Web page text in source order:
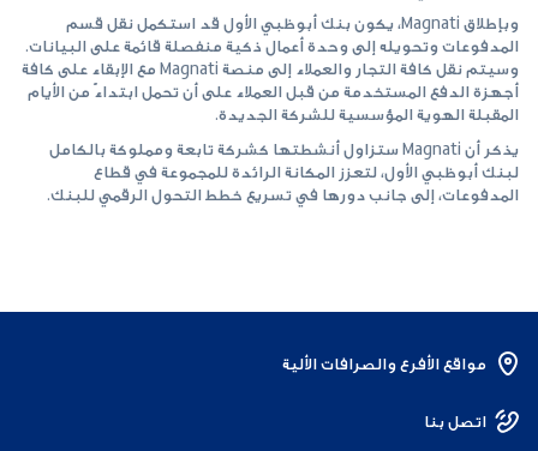
وبإطلاق Magnati، يكون بنك أبوظبي الأول قد استكمل نقل قسم
المدفوعات وتحويله إلى وحدة أعمال ذكية منفصلة قائمة على البيانات.
وسيتم نقل كافة التجار والعملاء إلى منصة Magnati مع الإبقاء على كافة
أجهزة الدفع المستخدمة من قبل العملاء على أن تحمل ابتداءً من الأيام
المقبلة الهوية المؤسسية للشركة الجديدة.
يذكر أن Magnati ستزاول أنشطتها كشركة تابعة ومملوكة بالكامل
لبنك أبوظبي الأول، لتعزز المكانة الرائدة للمجموعة في قطاع
المدفوعات، إلى جانب دورها في تسريع خطط التحول الرقمي للبنك.
مواقع الأفرع والصرافات الألية
اتصل بنا